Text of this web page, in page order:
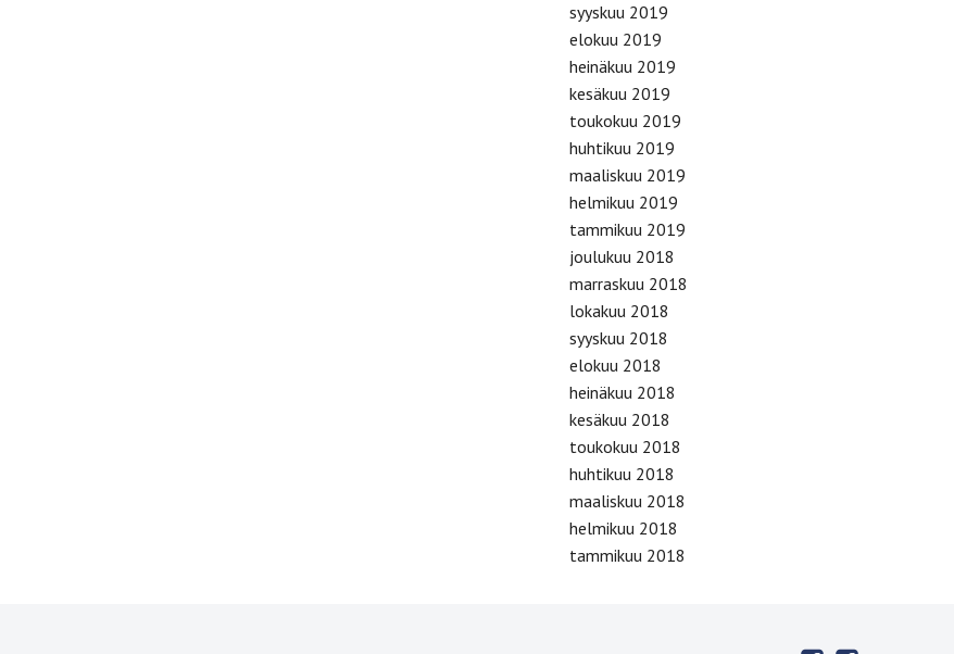
syyskuu 2019
elokuu 2019
heinäkuu 2019
kesäkuu 2019
toukokuu 2019
huhtikuu 2019
maaliskuu 2019
helmikuu 2019
tammikuu 2019
joulukuu 2018
marraskuu 2018
lokakuu 2018
syyskuu 2018
elokuu 2018
heinäkuu 2018
kesäkuu 2018
toukokuu 2018
huhtikuu 2018
maaliskuu 2018
helmikuu 2018
tammikuu 2018